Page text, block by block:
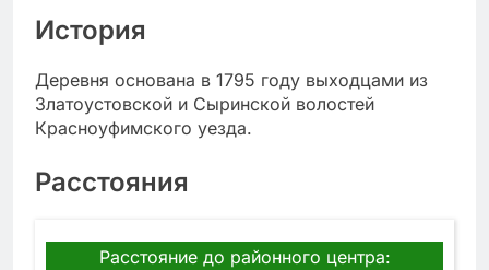
История
Деревня основана в 1795 году выходцами из
Златоустовской и Сыринской волостей
Красноуфимского уезда.
Расстояния
Расстояние до районного центра: